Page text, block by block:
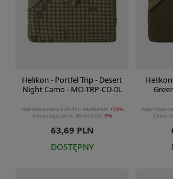
Helikon - Portfel Trip - Desert
Night Camo - MO-TRP-CD-0L
63,69 PLN
Najniższa cena z 30 dni: 55,92 PLN +13%
Cena regularna: 69,99 PLN -9%
DOSTĘPNY
Najniższa
Cena